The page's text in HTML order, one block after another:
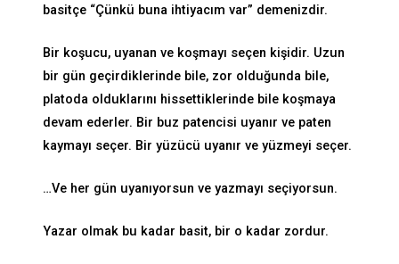
basitçe “Çünkü buna ihtiyacım var” demenizdir.
Bir koşucu, uyanan ve koşmayı seçen kişidir. Uzun
bir gün geçirdiklerinde bile, zor olduğunda bile,
platoda olduklarını hissettiklerinde bile koşmaya
devam ederler. Bir buz patencisi uyanır ve paten
kaymayı seçer. Bir yüzücü uyanır ve yüzmeyi seçer.
…Ve her gün uyanıyorsun ve yazmayı seçiyorsun.
Yazar olmak bu kadar basit, bir o kadar zordur.